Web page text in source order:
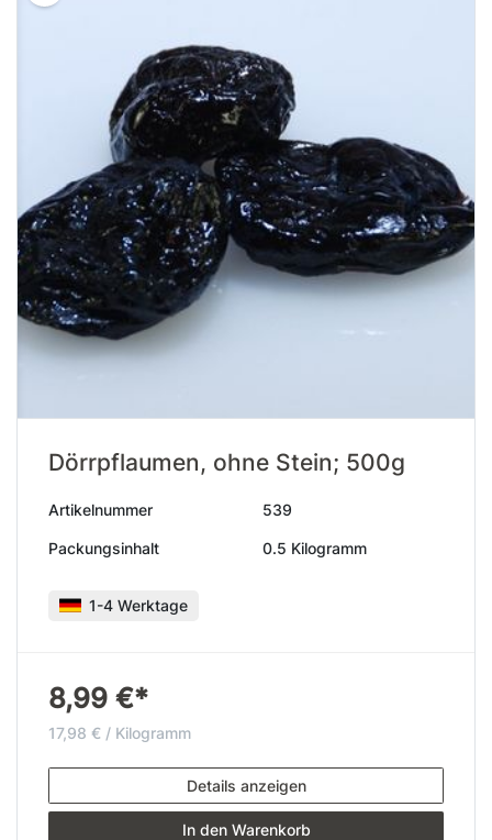
Dörrpflaumen, ohne Stein; 500g
Artikelnummer 539
Packungsinhalt 0.5 Kilogramm
1-4 Werktage
8,99 €*
17,98 € / Kilogramm
Details anzeigen
In den Warenkorb